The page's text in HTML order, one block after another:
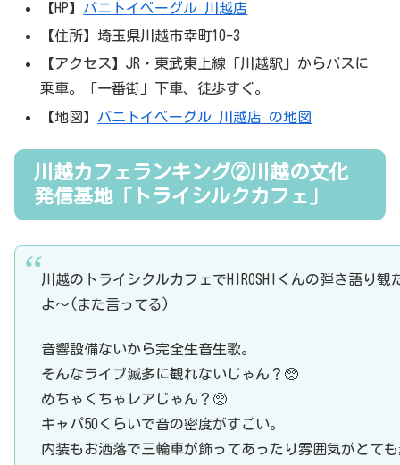
【HP】 バニトイベーグル 川越店
【住所】埼玉県川越市幸町10-3
【アクセス】JR・東武東上線「川越駅」からバスに
乗車。「一番街」下車、徒歩すぐ。
【地図】 バニトイベーグル 川越店 の地図
川越カフェランキング②川越の文化
発信基地「トライシルクカフェ」
川越のトライシクルカフェでHIROSHIくんの弾き語り観
よ〜(また言ってる)
音響設備ないから完全生音生歌。
そんなライブ滅多に観れないじゃん？🥺
めちゃくちゃレアじゃん？🥺
キャパ50くらいで音の密度がすごい。
内装もお洒落で三輪車が飾ってあったり雰囲気がとて